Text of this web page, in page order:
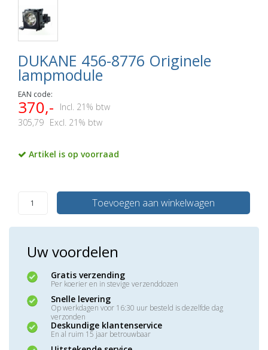
DUKANE 456-8776 Originele
lampmodule
EAN code:
370,-
Incl. 21% btw
305,79 Excl. 21% btw
Artikel is op voorraad
Toevoegen aan winkelwagen
Uw voordelen
Gratis verzending
Per koerier en in stevige verzenddozen
Snelle levering
Op werkdagen voor 16:30 uur besteld is dezelfde dag
verzonden
Deskundige klantenservice
En al ruim 15 jaar betrouwbaar